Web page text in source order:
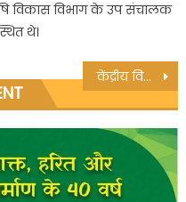
विकास विभाग के उप संचालक
थे।
केंद्रीय विद्यालय के बच्चों ने घरों में रहकर मनाया पर्यावरण दिवस